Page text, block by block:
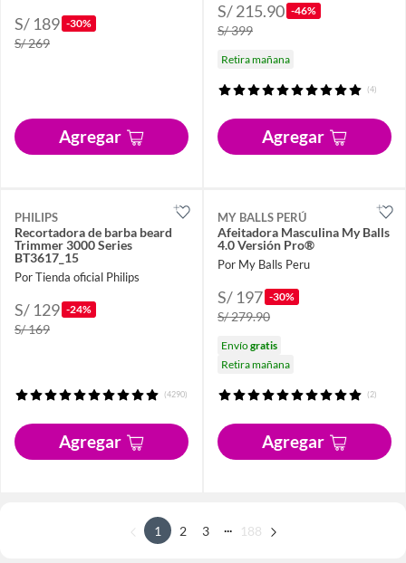
S/ 189 -30%
S/ 269
Agregar
S/ 215.90 -46%
S/ 399
Retira mañana
(4)
Agregar
PHILIPS
Recortadora de barba beard
Trimmer 3000 Series
BT3617_15
Por Tienda oficial Philips
S/ 129 -24%
S/ 169
(4290)
Agregar
MY BALLS PERÚ
Afeitadora Masculina My Balls
4.0 Versión Pro®
Por My Balls Peru
S/ 197 -30%
S/ 279.90
Envíogratis
Retira mañana
(2)
Agregar
1 2 3 188